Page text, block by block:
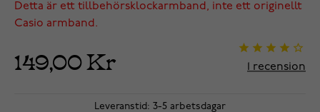
Detta är ett tillbehörsklockarmband, inte ett originellt
Casio armband.
149,00 Kr 1 recension
Leveranstid: 3-5 arbetsdagar